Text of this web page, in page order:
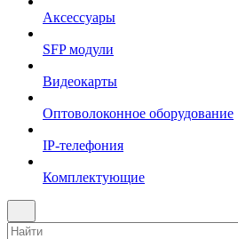
Аксессуары
SFP модули
Видеокарты
Оптоволоконное оборудование
IP-телефония
Комплектующие